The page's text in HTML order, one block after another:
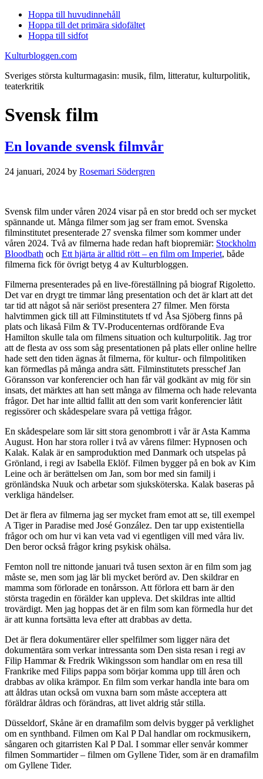
Hoppa till huvudinnehåll
Hoppa till det primära sidofältet
Hoppa till sidfot
Kulturbloggen.com
Sveriges största kulturmagasin: musik, film, litteratur, kulturpolitik,
teaterkritik
Svensk film
En lovande svensk filmvår
24 januari, 2024 by Rosemari Södergren
Svensk film under våren 2024 visar på en stor bredd och ser mycket
spännande ut. Många filmer som jag ser fram emot. Svenska
filminstitutet presenterade 27 svenska filmer som kommer under
våren 2024. Två av filmerna hade redan haft biopremiär: Stockholm
Bloodbath och Ett hjärta är alltid rött – en film om Imperiet, både
filmerna fick för övrigt betyg 4 av Kulturbloggen.
Filmerna presenterades på en live-föreställning på biograf Rigoletto.
Det var en drygt tre timmar lång presentation och det är klart att det
tar tid att något så när seriöst presentera 27 filmer. Men första
halvtimmen gick till att Filminstitutets tf vd Åsa Sjöberg finns på
plats och likaså Film & TV-Producenternas ordförande Eva
Hamilton skulle tala om filmens situation och kulturpolitik. Jag tror
att de flesta av oss som såg presentationen på plats eller online hellre
hade sett den tiden ägnas åt filmerna, för kultur- och filmpolitiken
kan förmedlas på många andra sätt. Filminstitutets presschef Jan
Göransson var konferencier och han får väl godkänt av mig för sin
insats, det märktes att han sett många av filmerna och hade relevanta
frågor. Det har inte alltid fallit att den som varit konferencier låtit
regissörer och skådespelare svara på vettiga frågor.
En skådespelare som lär sitt stora genombrott i vår är Asta Kamma
August. Hon har stora roller i två av vårens filmer: Hypnosen och
Kalak. Kalak är en samproduktion med Danmark och utspelas på
Grönland, i regi av Isabella Eklöf. Filmen bygger på en bok av Kim
Leine och är berättelsen om Jan, som bor med sin familj i
grönländska Nuuk och arbetar som sjuksköterska. Kalak baseras på
verkliga händelser.
Det är flera av filmerna jag ser mycket fram emot att se, till exempel
A Tiger in Paradise med José González. Den tar upp existentiella
frågor och om hur vi kan veta vad vi egentligen vill med våra liv.
Den beror också frågor kring psykisk ohälsa.
Femton noll tre nittonde januari två tusen sexton är en film som jag
måste se, men som jag lär bli mycket berörd av. Den skildrar en
mamma som förlorade en tonårsson. Att förlora ett barn är den
största tragedin en förälder kan uppleva. Det skildras inte alltid
trovärdigt. Men jag hoppas det är en film som kan förmedla hur det
är att kunna fortsätta leva efter att drabbas av detta.
Det är flera dokumentärer eller spelfilmer som ligger nära det
dokumentära som verkar intressanta som Den sista resan i regi av
Filip Hammar & Fredrik Wikingsson som handlar om en resa till
Frankrike med Filips pappa som börjar komma upp till åren och
drabbas av olika krämpor. En film som verkar handla inte bara om
att åldras utan också om vuxna barn som måste acceptera att
föräldrar åldras och förändras, att livet aldrig står stilla.
Düsseldorf, Skåne är en dramafilm som delvis bygger på verklighet
om en synthband. Filmen om Kal P Dal handlar om rockmusikern,
sångaren och gitarristen Kal P Dal. I sommar eller senvår kommer
filmen Sommartider – filmen om Gyllene Tider, som är en dramafilm
om Gyllene Tider.